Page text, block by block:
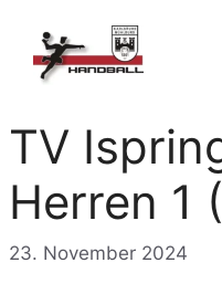
Inhalt
springen
TV
Herren 1
23. November 2024